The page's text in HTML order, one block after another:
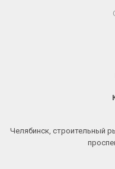
Челябинск, строительный